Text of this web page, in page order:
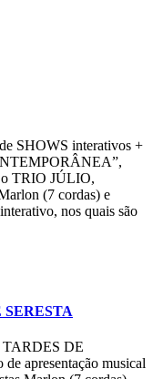
SHOWS interativos +
TRIO JÚLIO,
(7 cordas) e
nos quais são
DE
apresentação musical